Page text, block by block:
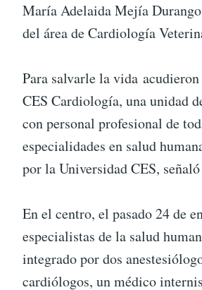
María Adelaida Mejía
del área de Cardiología
Para salvarle la vida
CES Cardiología, una unidad
con personal profesional de
especialidades en salud
por la Universidad CES,
En el centro, el pasado 24 de
especialistas de la salud
integrado por dos
cardiólogos, un médico